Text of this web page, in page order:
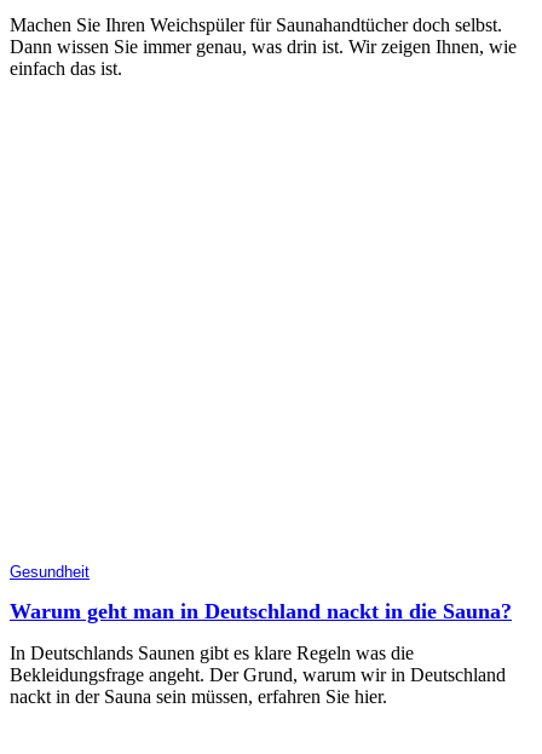
Machen Sie Ihren Weichspüler für Saunahandtücher doch selbst.
Dann wissen Sie immer genau, was drin ist. Wir zeigen Ihnen, wie
einfach das ist.
Gesundheit
Warum geht man in Deutschland nackt in die Sauna?
In Deutschlands Saunen gibt es klare Regeln was die
Bekleidungsfrage angeht. Der Grund, warum wir in Deutschland
nackt in der Sauna sein müssen, erfahren Sie hier.